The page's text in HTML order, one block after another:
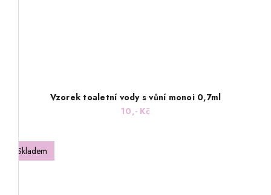
Vzorek toaletní vody s vůní monoi 0,7ml
10,- Kč
Skladem